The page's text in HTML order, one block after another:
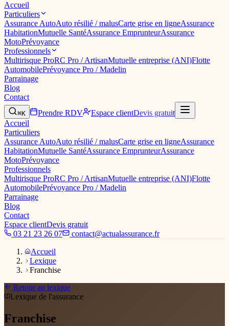
Accueil
Particuliers
Assurance AutoAuto résilié / malusCarte grise en ligneAssurance
HabitationMutuelle SantéAssurance EmprunteurAssurance
MotoPrévoyance
Professionnels
Multirisque ProRC Pro / ArtisanMutuelle entreprise (ANI)Flotte
AutomobilePrévoyance Pro / Madelin
Parrainage
Blog
Contact
⌘K Prendre RDV Espace clientDevis gratuit
Accueil
Particuliers
Assurance AutoAuto résilié / malusCarte grise en ligneAssurance
HabitationMutuelle SantéAssurance EmprunteurAssurance
MotoPrévoyance
Professionnels
Multirisque ProRC Pro / ArtisanMutuelle entreprise (ANI)Flotte
AutomobilePrévoyance Pro / Madelin
Parrainage
Blog
Contact
Espace clientDevis gratuit
03 21 23 26 07
contact@actualassurance.fr
Accueil
Lexique
Franchise
Retour au lexique
Lexique de l'assurance
Franchise